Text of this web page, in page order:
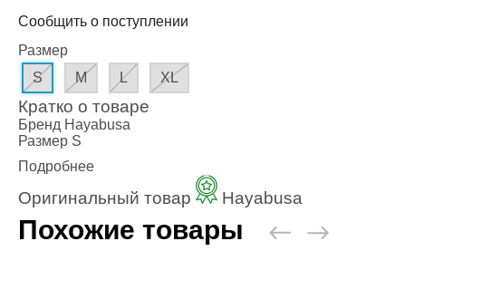
Боксерские ринги, Клетки ММА
Сообщить о поступлении
Размер
S
M L XL
Кратко о товаре
Бренд Hayabusa
Размер S
Подробнее
Оригинальный товар Hayabusa
Похожие товары